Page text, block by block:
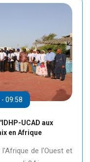
09:58
UCAD aux
en Afrique
de l'Ouest et